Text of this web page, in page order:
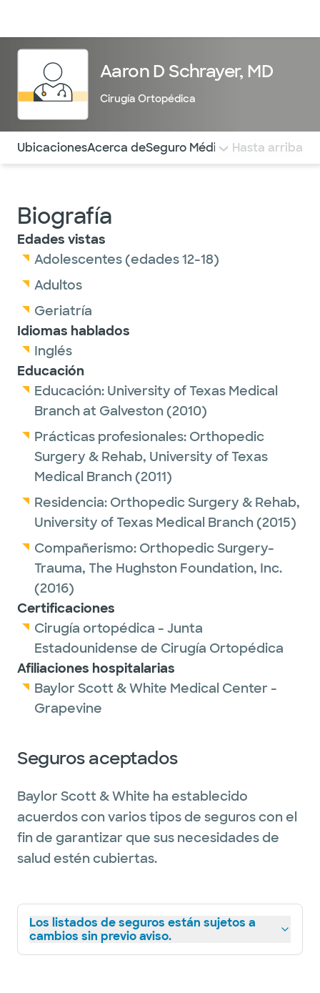
Aaron D Schrayer, MD
Cirugía Ortopédica
Utilice esta navegación para saltar rápidamente a
UbicacionesAcerca deSeguro Médico COMENTARIOS
Hasta arriba
Biografía
Edades vistas
Adolescentes (edades 12-18)
Adultos
Geriatría
Idiomas hablados
Inglés
Educación
Educación: University of Texas Medical
Branch at Galveston (2010)
Prácticas profesionales: Orthopedic
Surgery & Rehab, University of Texas
Medical Branch (2011)
Residencia: Orthopedic Surgery & Rehab,
University of Texas Medical Branch (2015)
Compañerismo: Orthopedic Surgery-
Trauma, The Hughston Foundation, Inc.
(2016)
Certificaciones
Cirugía ortopédica - Junta
Estadounidense de Cirugía Ortopédica
Afiliaciones hospitalarias
Baylor Scott & White Medical Center -
Grapevine
Seguros aceptados
Baylor Scott & White ha establecido
acuerdos con varios tipos de seguros con el
fin de garantizar que sus necesidades de
salud estén cubiertas.
Los listados de seguros están sujetos a
cambios sin previo aviso.